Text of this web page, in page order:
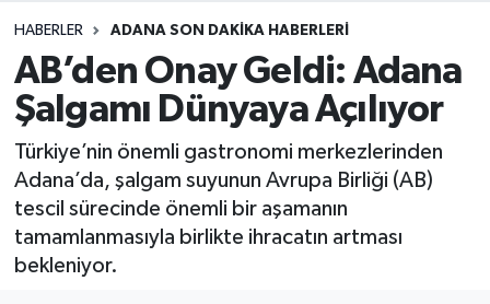
HABERLER ADANA SON DAKIKA HABERLERI
AB’den Onay Geldi: Adana
Şalgamı Dünyaya Açılıyor
Türkiye’nin önemli gastronomi merkezlerinden
Adana’da, şalgam suyunun Avrupa Birliği (AB)
tescil sürecinde önemli bir aşamanın
tamamlanmasıyla birlikte ihracatın artması
bekleniyor.